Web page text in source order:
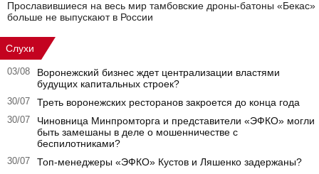
Прославившиеся на весь мир тамбовские дроны-батоны «Бекас»
больше не выпускают в России
Слухи
03/08
Воронежский бизнес ждет централизации властями
будущих капитальных строек?
30/07 Треть воронежских ресторанов закроется до конца года
30/07
Чиновница Минпромторга и представители «ЭФКО» могли
быть замешаны в деле о мошенничестве с
беспилотниками?
30/07 Топ-менеджеры «ЭФКО» Кустов и Ляшенко задержаны?